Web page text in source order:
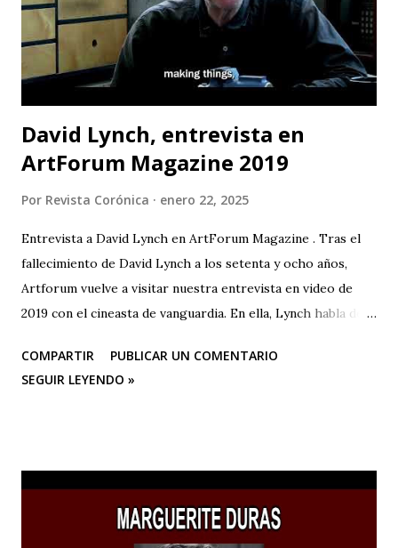
problemas que enfrentan las comunidades que viven cerca
de los ríos; pero no solo eso, la cantidad de químicos que
son usados en la minería están afectando la salud de todas ...
David Lynch, entrevista en
ArtForum Magazine 2019
Por Revista Corónica enero 22, 2025
Entrevista a David Lynch en ArtForum Magazine . Tras el
fallecimiento de David Lynch a los setenta y ocho años,
Artforum vuelve a visitar nuestra entrevista en video de
2019 con el cineasta de vanguardia. En ella, Lynch habla de
creación artística, desde sus años de estudiante en la
Academia de Bellas Artes de Pensilvania hasta su mudanza a
COMPARTIR
PUBLICAR UN COMENTARIO
SEGUIR LEYENDO »